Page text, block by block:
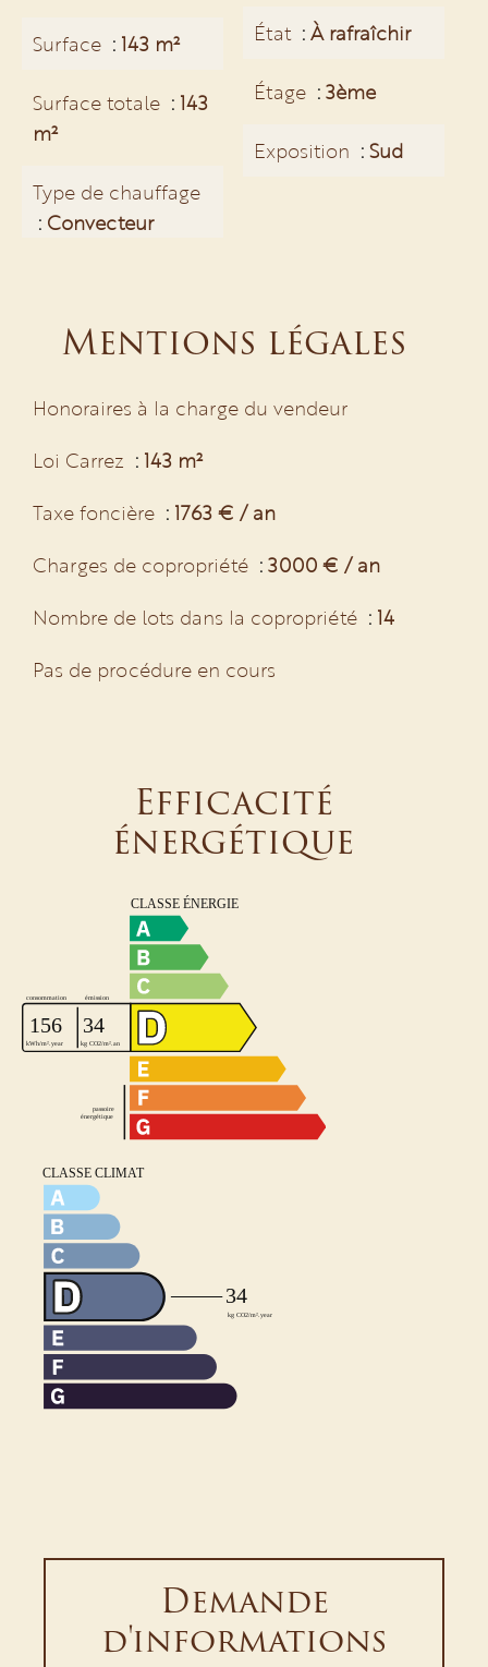
Surface 143 m²
Surface totale
143
m²
Type de chauffage
Convecteur
État À rafraîchir
Étage 3ème
Exposition Sud
Mentions légales
Honoraires à la charge du vendeur
Loi Carrez
143 m²
Taxe foncière
1763 € / an
Charges de copropriété
3000 € / an
Nombre de lots dans la copropriété
14
Pas de procédure en cours
Efficacité
énergétique
Demande
d'informations